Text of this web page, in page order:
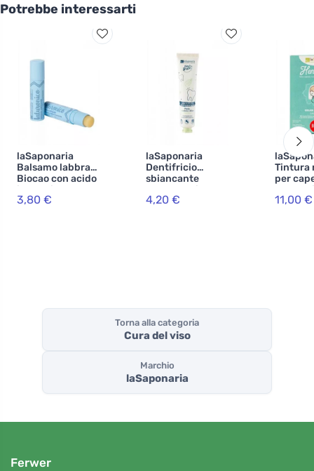
Potrebbe interessarti
laSaponaria
Balsamo labbra
Biocao con acido
ialuronico BIO
(5,7 ml)
3,80 €
laSaponaria
Dentifricio
sbiancante
WonderWhite -
menta e carbone
4,20 €
Tintura
per
g) -
11,00 €
Torna alla categoria
Cura del viso
Marchio
laSaponaria
Ferwer